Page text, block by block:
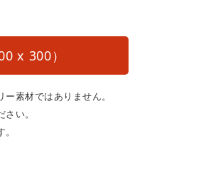
x 300）
素材ではありません。
い。